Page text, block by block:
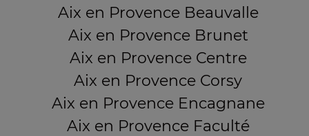
Aix en Provence Beauvalle
Aix en Provence Brunet
Aix en Provence Centre
Aix en Provence Corsy
Aix en Provence Encagnane
Aix en Provence Faculté